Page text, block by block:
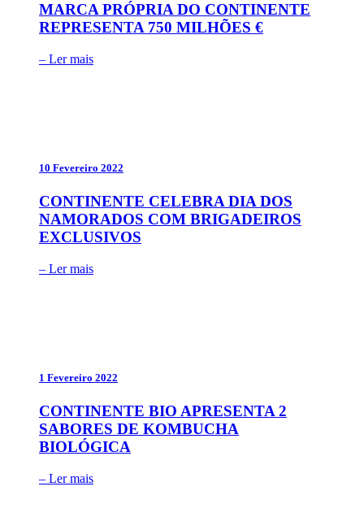
MARCA PRÓPRIA DO CONTINENTE
REPRESENTA 750 MILHÕES €
– Ler mais
10 Fevereiro 2022
CONTINENTE CELEBRA DIA DOS
NAMORADOS COM BRIGADEIROS
EXCLUSIVOS
– Ler mais
1 Fevereiro 2022
CONTINENTE BIO APRESENTA 2
SABORES DE KOMBUCHA
BIOLÓGICA
– Ler mais